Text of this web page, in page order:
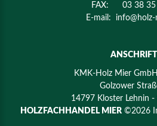
FAX:
03 38
E-mail: info@holz-
ANSCHRIFT
KMK-Holz Mier
Golzower
14797 Kloster Lehnin -
HOLZFACHHANDEL MIER ©2026